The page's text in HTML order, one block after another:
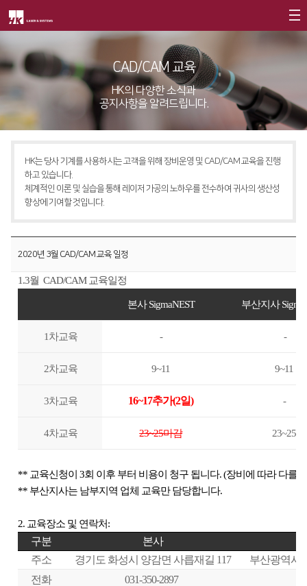
회사소개
CEO
회사연혁
CI소개
가치경영∨
제품소개
FL3015
RS3015
HD Gantry Series
TL6527-S
TL9036-X
절곡기 ∨
유압 절곡기
트레이닝 ∨
교육일정
HK Insight
투자정보
사회공헌
CAD/CAM 교육
HK의 다양한 소식과
공지사항을 알려드립니다.
HK는 당사 기계를 사용하시는 고객을 위해 장비운영 및 CAD/CAM 교육을 진행
하고 있습니다.
체계적인 이론 및 실습을 통해 레이저 가공의 노하우를 전수하여 귀사의 생산성
향상에 기여할 것입니다.
2020년 3월 CAD/CAM 교육 일정
1.3월 CAD/CAM 교육일정
본사SigmaNEST 부산지사
1차교육 - -
2차교육 9~11 9~11
3차교육 16~17추가(2일) -
4차교육 23~25마감 23~25
** 교육신청이 3회 이후 부터 비용이 청구 됩니다. (장비에 따라 다를
** 부산지사는 남부지역 업체 교육만 담당합니다.
2. 교육장소 및 연락처:
구분
본사
주소
경기도 화성시 양감면 사릅재길 117
부산광역시
전화
031-350-2897